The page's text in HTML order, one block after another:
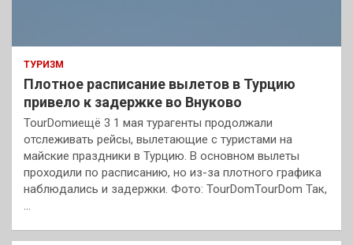
ТУРИЗМ
Плотное расписание вылетов в Турцию
привело к задержке во Внуково
TourDomиещё 3 1 мая турагенты продолжали
отслеживать рейсы, вылетающие с туристами на
майские праздники в Турцию. В основном вылеты
проходили по расписанию, но из-за плотного графика
наблюдались и задержки. Фото: TourDomTourDom Так,
…